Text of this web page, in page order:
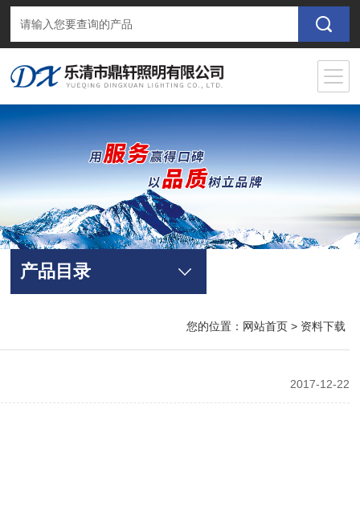
产品目录
您的位置： 网站首页> 资料下载
2017-12-22